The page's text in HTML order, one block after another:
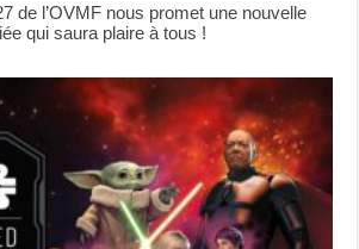
de l’OVMF nous promet une nouvelle
qui saura plaire à tous !